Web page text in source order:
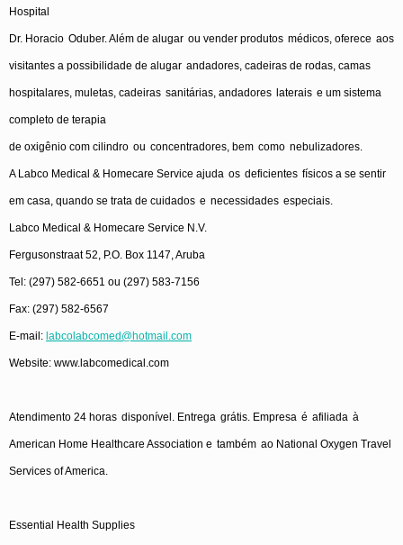
Hospital
Dr. Horacio Oduber.Além de alugar ou vender produtos médicos, oferece aos
visitantes a possibilidade de alugar andadores, cadeiras de rodas, camas
hospitalares, muletas, cadeiras sanitárias, andadores laterais e um sistema
completo de terapia
de oxigênio com cilindro ou concentradores, bem como nebulizadores.
A Labco Medical & Homecare Service ajuda os deficientes físicos a se sentir
em casa, quando se trata de cuidados e necessidades especiais.
Labco Medical & Homecare Service N.V.
Fergusonstraat52, P.O. Box 1147, Aruba
Tel: (297) 582-6651 ou (297) 583-7156
Fax: (297) 582-6567
E-mail: labcolabcomed@hotmail.com
Website: www.labcomedical.com
Atendimento 24 horas disponível . Entrega grátis. Empresa é afiliada à
American Home Healthcare Association e também ao National Oxygen Travel
Services of America.
Essential Health Supplies